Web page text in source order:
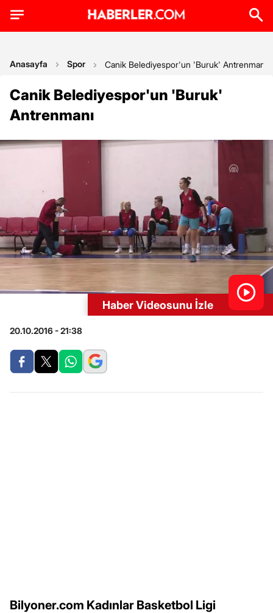
Anasayfa Spor Canik Belediyespor'un 'Buruk' Antrenmanı
Canik Belediyespor'un 'Buruk'
Antrenmanı
Haber Videosunu İzle
20.10.2016 - 21:38
Bilyoner.com Kadınlar Basketbol Ligi